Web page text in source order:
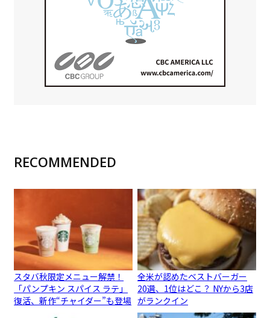
RECOMMENDED
スタバ秋限定メニュー解禁！
「パンプキン スパイス ラテ」
復活、新作“チャイダー”も登場
全米が認めたベストバーガー
20選、1位はどこ？ NYから3店
がランクイン